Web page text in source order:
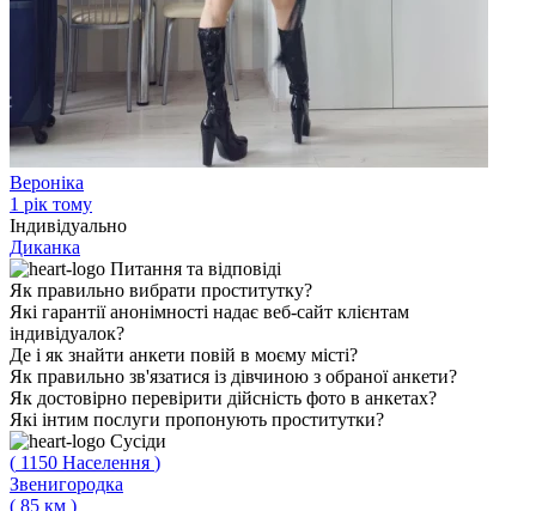
Вероніка
1 рік тому
Індивідуально
Диканка
Питання та відповіді
Як правильно вибрати проститутку?
Які гарантії анонімності надає веб-сайт клієнтам
індивідуалок?
Де і як знайти анкети повій в моєму місті?
Як правильно зв'язатися із дівчиною з обраної анкети?
Як достовірно перевірити дійсність фото в анкетах?
Які інтим послуги пропонують проститутки?
Сусіди
( 1150 Населення )
Звенигородка
( 85 км )